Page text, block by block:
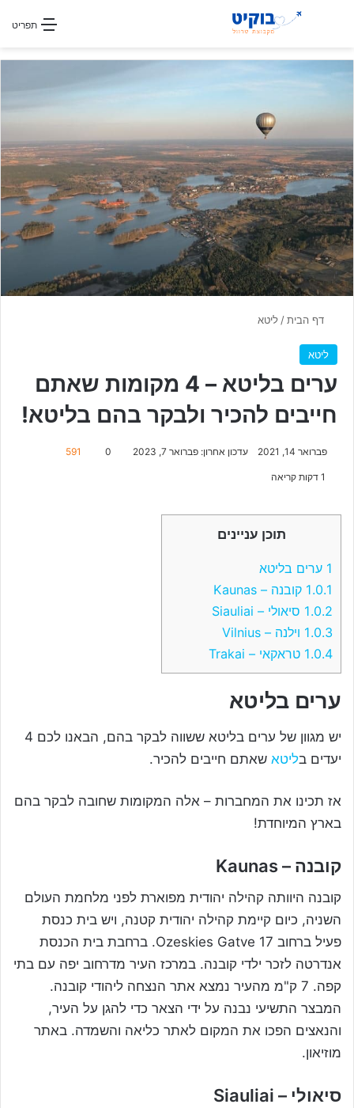
תפריט חפשו עבור
דף הבית/ ליטא
ליטא
ערים בליטא – 4 מקומות שאתם
חייבים להכיר ולבקר בהם בליטא!
פברואר 14, 2021 עדכון אחרון: פברואר 7, 2023 0
591
תוכן עניינים
1 ערים בליטא
1.0.1 קובנה – Kaunas
1.0.2 סיאולי – Siauliai
1.0.3 וילנה – Vilnius
1.0.4 טראקאי – Trakai
ערים בליטא
יש מגוון של ערים בליטא ששווה לבקר בהם, הבאנו לכם 4
יעדים בליטא שאתם חייבים להכיר.
אז תכינו את המחברות – אלה המקומות שחובה לבקר בהם
בארץ המיוחדת!
קובנה – Kaunas
קובנה היוותה קהילה יהודית מפוארת לפני מלחמת העולם
השניה, כיום קיימת קהילה יהודית קטנה, ויש בית כנסת
פעיל ברחוב Ozeskies Gatve 17. ברחבת בית הכנסת
אנדרטה לזכר ילדי קובנה. במרכז העיר מדרחוב יפה עם בתי
קפה. 7 ק"מ מהעיר נמצא אתר הנצחה ליהודי קובנה.
המבצר התשיעי נבנה על ידי הצאר כדי להגן על העיר,
והנאצים הפכו את המקום לאתר כליאה והשמדה. באתר
מוזיאון.
סיאולי – Siauliai